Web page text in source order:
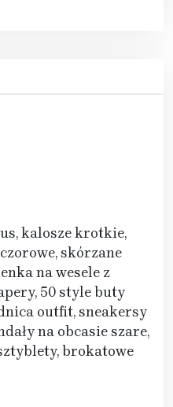
kalosze krotkie,
skórzane
na wesele z
50 style buty
outfit, sneakersy
na obcasie szare,
brokatowe